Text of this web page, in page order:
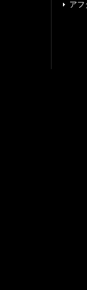
アフ